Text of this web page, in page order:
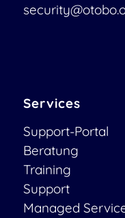
Services
Support-Portal
Beratung
Training
Support
Managed